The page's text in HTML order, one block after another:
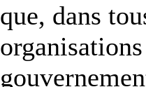
que, dans